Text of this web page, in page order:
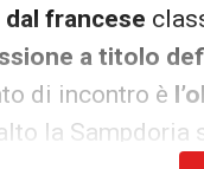
francese
a titolo
di incontro è
la Sampdoria